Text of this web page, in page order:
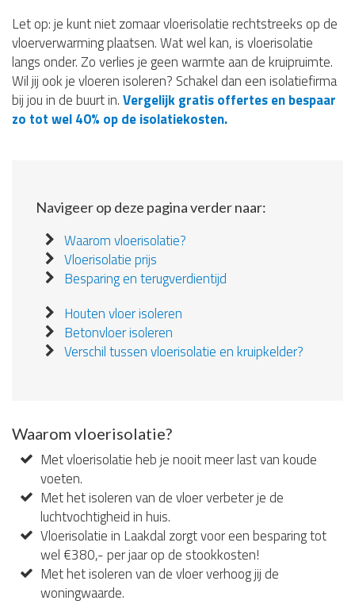
Let op: je kunt niet zomaar vloerisolatie rechtstreeks op de
vloerverwarming plaatsen. Wat wel kan, is vloerisolatie
langs onder. Zo verlies je geen warmte aan de kruipruimte.
Wil jij ook je vloeren isoleren? Schakel dan een isolatiefirma
bij jou in de buurt in.Vergelijk gratis offertes en bespaar
zo tot wel 40% op de isolatiekosten.
Navigeer op deze pagina verder naar:
Waarom vloerisolatie?
Vloerisolatie prijs
Besparing en terugverdientijd
Houten vloer isoleren
Betonvloer isoleren
Verschil tussen vloerisolatie en kruipkelder?
Waarom vloerisolatie?
Met vloerisolatie heb je nooit meer last van koude
voeten.
Met het isoleren van de vloer verbeter je de
luchtvochtigheid in huis.
Vloerisolatie in Laakdal zorgt voor een besparing tot
wel €380,- per jaar op de stookkosten!
Met het isoleren van de vloer verhoog jij de
woningwaarde.